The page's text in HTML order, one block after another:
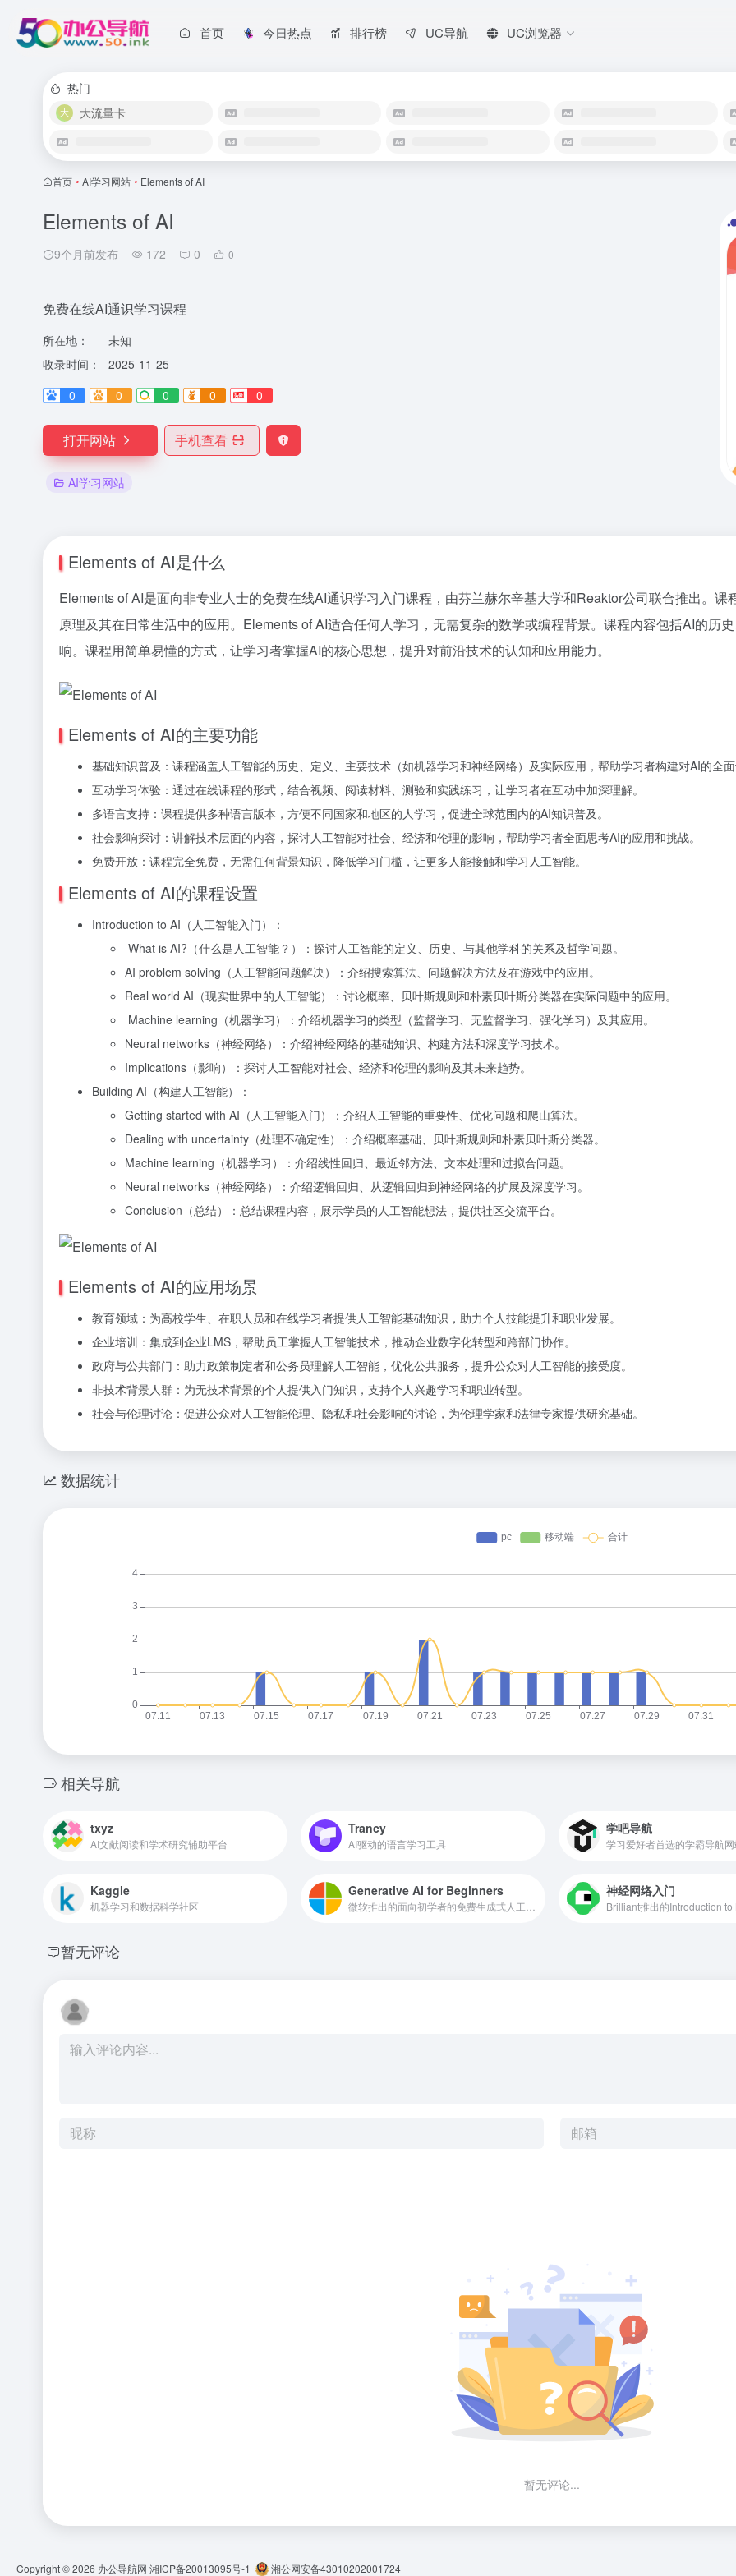
首页 今日热点 排行榜 UC导航 UC浏览器
热门
大流量卡
首页 • AI学习网站 • Elements of AI
Elements of AI
9个月前发布 172 0 0
免费在线AI通识学习课程
所在地：
未知
收录时间：
2025-11-25
0
0 0 0 0
打开网站 手机查看
AI学习网站
Elements of AI是什么
Elements of AI是面向非专业人士的免费在线AI通识学习入门课程，由芬兰赫尔辛基大学和Reaktor公司联合推出。
原理及其在日常生活中的应用。Elements of AI适合任何人学习，无需复杂的数学或编程背景。课程内容包括AI的历
响。课程用简单易懂的方式，让学习者掌握AI的核心思想，提升对前沿技术的认知和应用能力。
Elements of AI的主要功能
基础知识普及：课程涵盖人工智能的历史、定义、主要技术（如机器学习和神经网络）及实际应用，帮助学习者构建对AI的全
互动学习体验：通过在线课程的形式，结合视频、阅读材料、测验和实践练习，让学习者在互动中加深理解。
多语言支持：课程提供多种语言版本，方便不同国家和地区的人学习，促进全球范围内的AI知识普及。
社会影响探讨：讲解技术层面的内容，探讨人工智能对社会、经济和伦理的影响，帮助学习者全面思考AI的应用和挑战。
免费开放：课程完全免费，无需任何背景知识，降低学习门槛，让更多人能接触和学习人工智能。
Elements of AI的课程设置
Introduction to AI（人工智能入门）：
What is AI?（什么是人工智能？）：探讨人工智能的定义、历史、与其他学科的关系及哲学问题。
AI problem solving（人工智能问题解决）：介绍搜索算法、问题解决方法及在游戏中的应用。
Real world AI（现实世界中的人工智能）：讨论概率、贝叶斯规则和朴素贝叶斯分类器在实际问题中的应用。
Machine learning（机器学习）：介绍机器学习的类型（监督学习、无监督学习、强化学习）及其应用。
Neural networks（神经网络）：介绍神经网络的基础知识、构建方法和深度学习技术。
Implications（影响）：探讨人工智能对社会、经济和伦理的影响及其未来趋势。
Building AI（构建人工智能）：
Getting started with AI（人工智能入门）：介绍人工智能的重要性、优化问题和爬山算法。
Dealing with uncertainty（处理不确定性）：介绍概率基础、贝叶斯规则和朴素贝叶斯分类器。
Machine learning（机器学习）：介绍线性回归、最近邻方法、文本处理和过拟合问题。
Neural networks（神经网络）：介绍逻辑回归、从逻辑回归到神经网络的扩展及深度学习。
Conclusion（总结）：总结课程内容，展示学员的人工智能想法，提供社区交流平台。
Elements of AI的应用场景
教育领域：为高校学生、在职人员和在线学习者提供人工智能基础知识，助力个人技能提升和职业发展。
企业培训：集成到企业LMS，帮助员工掌握人工智能技术，推动企业数字化转型和跨部门协作。
政府与公共部门：助力政策制定者和公务员理解人工智能，优化公共服务，提升公众对人工智能的接受度。
非技术背景人群：为无技术背景的个人提供入门知识，支持个人兴趣学习和职业转型。
社会与伦理讨论：促进公众对人工智能伦理、隐私和社会影响的讨论，为伦理学家和法律专家提供研究基础。
数据统计
相关导航
txyz
AI文献阅读和学术研究辅助平台
Trancy
AI驱动的语言学习工具
学吧导航
学习爱好者首选的学霸导航
Kaggle
机器学习和数据科学社区
Generative AI for Beginners 神经网络入门
暂无评论
暂无评论...
Copyright © 2026 办公导航网 湘ICP备20013095号-1 湘公网安备43010202001724